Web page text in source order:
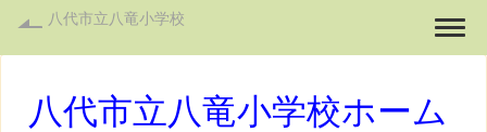
八代市立八竜小学校
八代市立八竜小学校ホーム